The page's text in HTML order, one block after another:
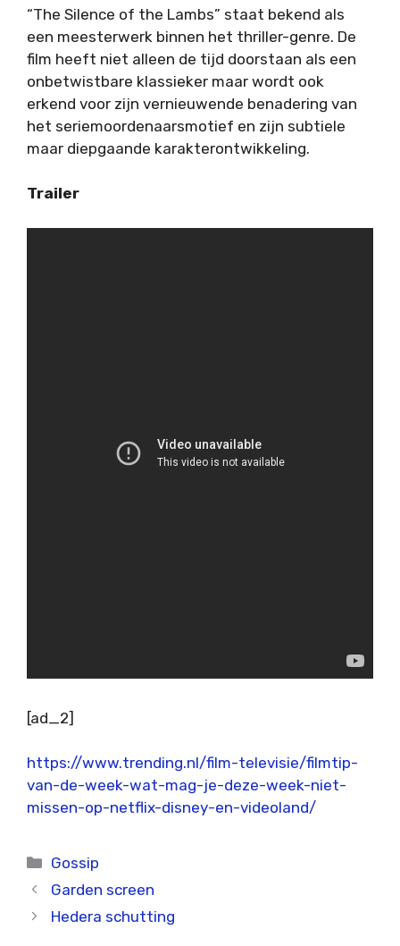
“The Silence of the Lambs” staat bekend als
een meesterwerk binnen het thriller-genre. De
film heeft niet alleen de tijd doorstaan als een
onbetwistbare klassieker maar wordt ook
erkend voor zijn vernieuwende benadering van
het seriemoordenaarsmotief en zijn subtiele
maar diepgaande karakterontwikkeling.
Trailer
[ad_2]
https://www.trending.nl/film-televisie/filmtip-
van-de-week-wat-mag-je-deze-week-niet-
missen-op-netflix-disney-en-videoland/
Categorieën
Gossip
Garden screen
Hedera schutting